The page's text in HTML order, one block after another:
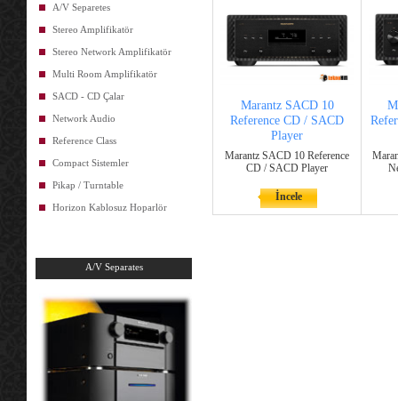
A/V Separetes
Stereo Amplifikatör
Stereo Network Amplifikatör
Multi Room Amplifikatör
SACD - CD Çalar
Network Audio
Reference Class
Compact Sistemler
Pikap / Turntable
Horizon Kablosuz Hoparlör
A/V Separates
Marantz SACD 10
Reference CD / SACD
Player
Marantz SACD 10 Reference
CD / SACD Player
İncele